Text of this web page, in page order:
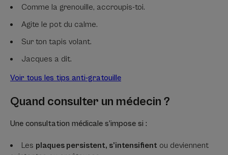
Comme la grenouille, accroupis-toi.
Agite le pot du calme.
Sur ton tapis volant.
Jacques a dit.
Voir tous les tips anti-gratouille
Quand consulter un médecin ?
Une consultation médicale s’impose si :
Les plaques persistent, s’intensifient ou deviennent